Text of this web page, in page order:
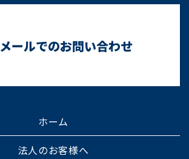
メールでのお問い合わせ
ホーム
法人のお客様へ